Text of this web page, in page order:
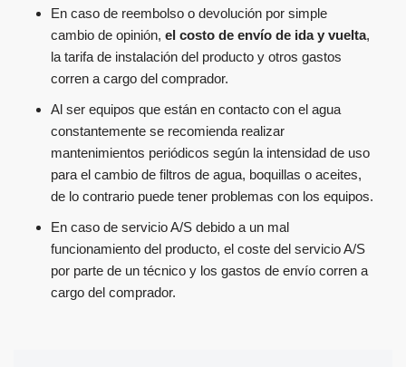
En caso de reembolso o devolución por simple
cambio de opinión, el costo de envío de ida y vuelta,
la tarifa de instalación del producto y otros gastos
corren a cargo del comprador.
Al ser equipos que están en contacto con el agua
constantemente se recomienda realizar
mantenimientos periódicos según la intensidad de uso
para el cambio de filtros de agua, boquillas o aceites,
de lo contrario puede tener problemas con los equipos.
En caso de servicio A/S debido a un mal
funcionamiento del producto, el coste del servicio A/S
por parte de un técnico y los gastos de envío corren a
cargo del comprador.